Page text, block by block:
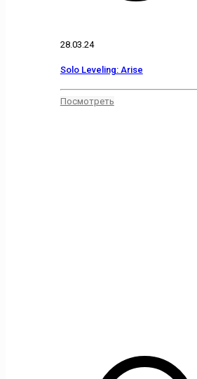
28.03.24
Solo Leveling: Arise
Посмотреть